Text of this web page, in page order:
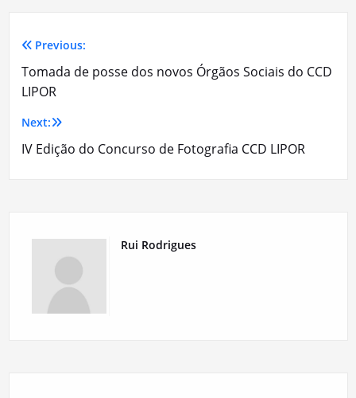
Navegação
de
artigos
Previous:
Tomada de posse dos novos Órgãos Sociais do CCD
LIPOR
Next:
IV Edição do Concurso de Fotografia CCD LIPOR
Rui Rodrigues